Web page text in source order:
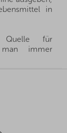
in
Quelle für
man immer
schneller
aus den
sind